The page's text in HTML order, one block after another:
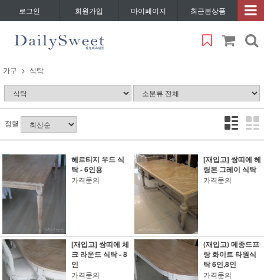
로그인 회원가입 마이페이지 최근본상품
가구 식탁
정렬
헤르티지 우드 식
탁 - 6인용
가격문의
[재입고] 쌍띠에 헤
링본 그레이 식탁
가격문의
[재입고] 쌍띠에 체
크 라운드 식탁 - 8
인
가격문의
(재입고) 메종드프
랑 화이트 타원식
탁 6인,8인
가격문의